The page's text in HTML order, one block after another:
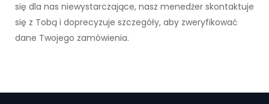
się dla nas niewystarczające, nasz menedżer skontaktuje
się z Tobą i doprecyzuje szczegóły, aby zweryfikować
dane Twojego zamówienia.